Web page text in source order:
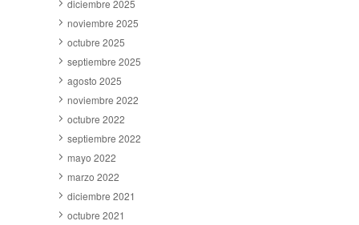
diciembre 2025
noviembre 2025
octubre 2025
septiembre 2025
agosto 2025
noviembre 2022
octubre 2022
septiembre 2022
mayo 2022
marzo 2022
diciembre 2021
octubre 2021